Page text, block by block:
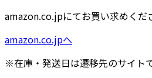
amazon.co.jpにてお買い求めくだ
amazon.co.jpへ
※在庫・発送日は遷移先のサイト